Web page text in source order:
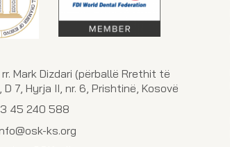
Mark Dizdari (përballë Rrethit të
7, Hyrja II, nr. 6, Prishtinë, Kosovë
45 240 588
ks.org